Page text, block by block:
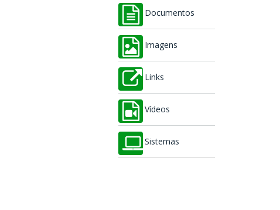
Documentos
Imagens
Links
Vídeos
Sistemas